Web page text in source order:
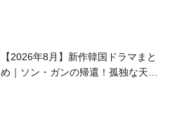
【2026年8月】新作韓国ドラマまと
め｜ソン・ガンの帰還！孤独な天才